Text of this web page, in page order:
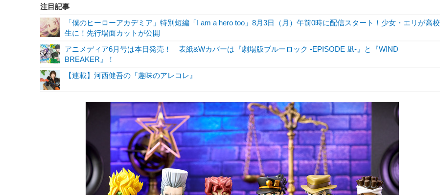
注目記事
「僕のヒーローアカデミア」特別短編「I am a hero too」8月3日（月）午前0時に配信スタート！少女・エリが高校
生に！先行場面カットが公開
アニメディア6月号は本日発売！ 表紙&Wカバーは『劇場版ブルーロック -EPISODE 凪-』と『WIND
BREAKER』！
【連載】河西健吾の『趣味のアレコレ』